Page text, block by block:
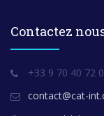
Contactez
+33 9 70 40 72
contact@cat-